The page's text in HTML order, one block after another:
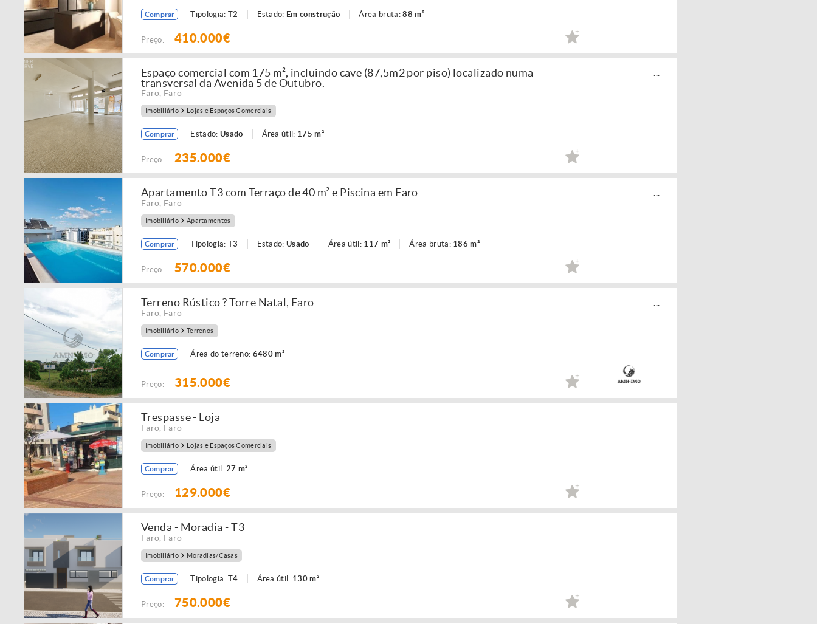
Comprar Tipologia: T2 Estado: Em construção Área bruta:88 m²
Preço: 410.000€
Espaço comercial com 175 m², incluindo cave (87,5m2 por piso) localizado numa
transversal da Avenida 5 de Outubro.
Faro Faro
Imobiliário Lojas e Espaços Comerciais
Comprar Estado: Usado Área útil: 175 m²
Preço: 235.000€
Apartamento T3 com Terraço de 40 m² e Piscina em Faro
Faro Faro
Imobiliário Apartamentos
Comprar Tipologia: T3 Estado:Usado Área útil: 117 m² Área bruta: 186 m²
Preço: 570.000€
Terreno Rústico ? Torre Natal, Faro
Faro Faro
Imobiliário Terrenos
Comprar Área do terreno: 6480 m²
Preço: 315.000€
Trespasse - Loja
Faro Faro
Imobiliário Lojas e Espaços Comerciais
Comprar Área útil: 27 m²
Preço: 129.000€
Venda - Moradia - T3
Faro Faro
Imobiliário Moradias/Casas
Comprar Tipologia: T4 Área útil: 130 m²
Preço: 750.000€